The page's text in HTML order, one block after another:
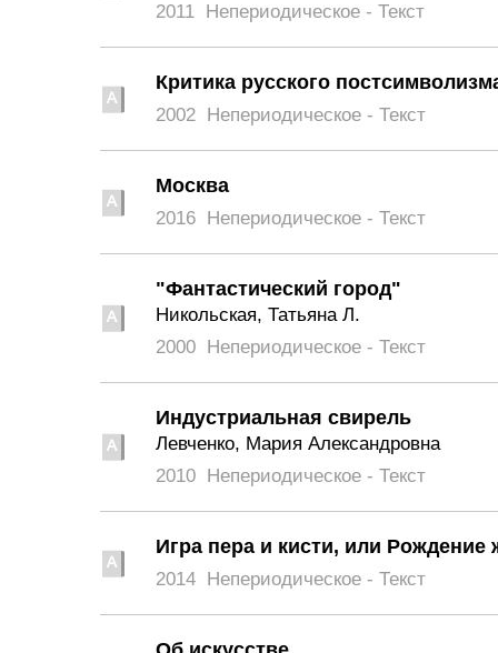
2011 Непериодическое - Текст
Критика русского
2002 Непериодическое - Текст
Москва
2016 Непериодическое - Текст
"Фантастический город"
Никольская, Татьяна Л.
2000 Непериодическое - Текст
Индустриальная свирель
Левченко, Мария Александровна
2010 Непериодическое - Текст
Игра пера и кисти, или Рождение
2014 Непериодическое - Текст